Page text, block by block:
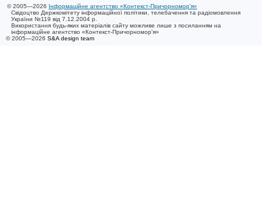
© 2005—2026 Інформаційне агентство «Контекст-Причорномор'я»
Свідоцтво Держкомітету інформаційної політики, телебачення та радіомовлення
України №119 від 7.12.2004 р.
Використання будь-яких матеріалів сайту можливе лише з посиланням на
інформаційне агентство «Контекст-Причорномор'я»
© 2005—2026 S&A design team